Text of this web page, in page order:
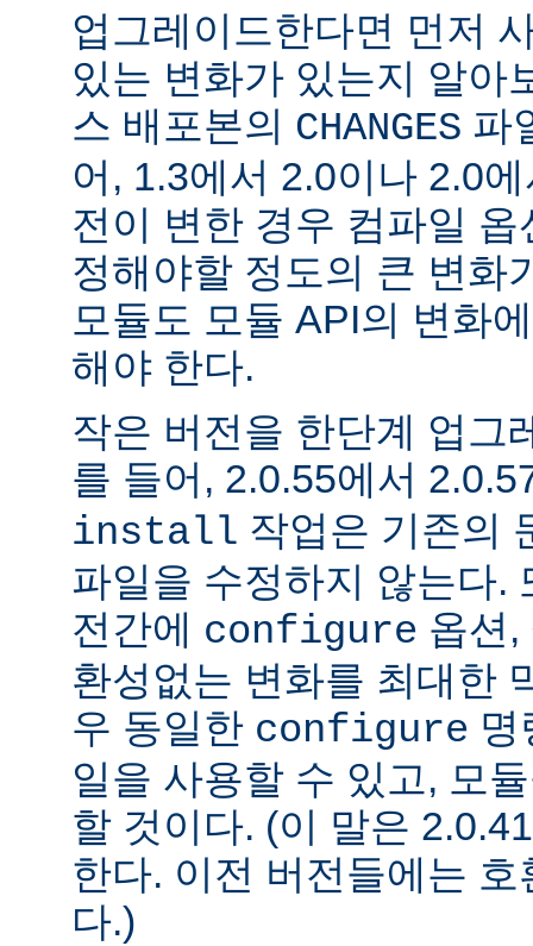
업그레이드한다면 먼저
있는 변화가 있는지 알아
스 배포본의 CHANGES 파
어, 1.3에서 2.0이나 2.0
전이 변한 경우 컴파일
정해야할 정도의 큰 변화
모듈도 모듈 API의 변화
해야 한다.
작은 버전을 한단계 업그
를 들어, 2.0.55에서
install 작업은 기존의
파일을 수정하지 않는다.
전간에 configure 옵션,
환성없는 변화를 최대한
우 동일한 configure 명
일을 사용할 수 있고, 모
할 것이다. (이 말은
한다. 이전 버전들에는
다.)